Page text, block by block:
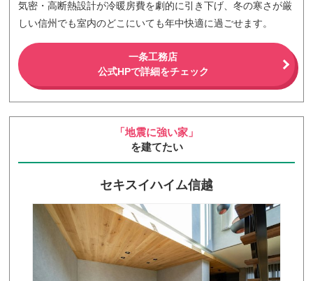
気密・高断熱設計が冷暖房費を劇的に引き下げ、冬の寒さが厳
しい信州でも室内のどこにいても年中快適に過ごせます。
一条工務店
公式HPで詳細をチェック
「地震に強い家」
を建てたい
セキスイハイム信越